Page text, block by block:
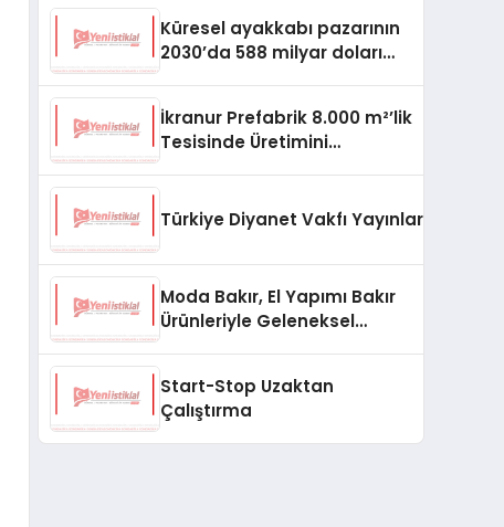
Küresel ayakkabı pazarının
2030’da 588 milyar doları
İkranur Prefabrik 8.000 m²’lik
Tesisinde Üretimini
Türkiye Diyanet Vakfı Yayınları, Yeni
Moda Bakır, El Yapımı Bakır
Ürünleriyle Geleneksel
Start-Stop Uzaktan
Çalıştırma